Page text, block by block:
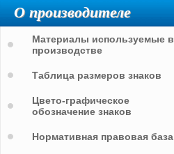
Пластиковая панель для стойки
торгового оборудования
О производителе
Материалы используемые в
производстве
Таблица размеров знаков
Цвето-графическое
обозначение знаков
Нормативная правовая база